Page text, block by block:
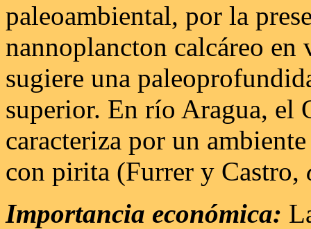
paleoambiental, por la
nannoplancton calcáreo
sugiere una
superior. En río Aragua, el
caracteriza por un
con pirita (Furrer y Castro,
Importancia económica: